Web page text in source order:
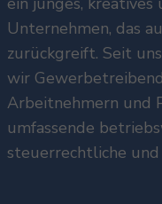
Unternehmen, das
zurückgreift. Seit
wir
Arbeitnehmern und
umfassende
steuerrechtliche